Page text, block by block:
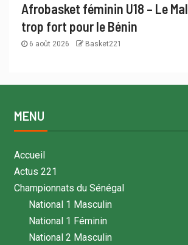
Afrobasket féminin U18 – Le
trop fort pour le Bénin
6 août 2026 Basket221
MENU
Accueil
Actus 221
Championnats du Sénégal
National 1 Masculin
National 1 Féminin
National 2 Masculin